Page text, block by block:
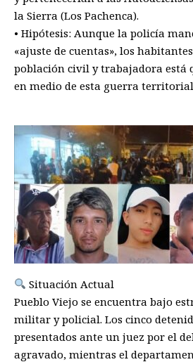
la Sierra (Los Pachenca).
• Hipótesis: Aunque la policía
«ajuste de cuentas», los
población civil y trabajadora está
en medio de esta guerra
Situación Actual
Pueblo Viejo se encuentra bajo
militar y policial. Los cinco
presentados ante un juez por el
agravado, mientras el